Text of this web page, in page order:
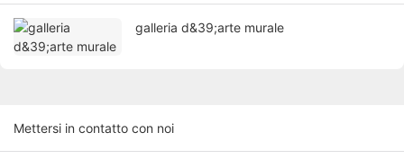
galleria d&39;arte murale
Mettersi in contatto con noi